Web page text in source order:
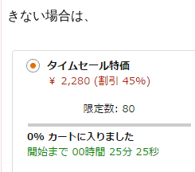
きない場合は、